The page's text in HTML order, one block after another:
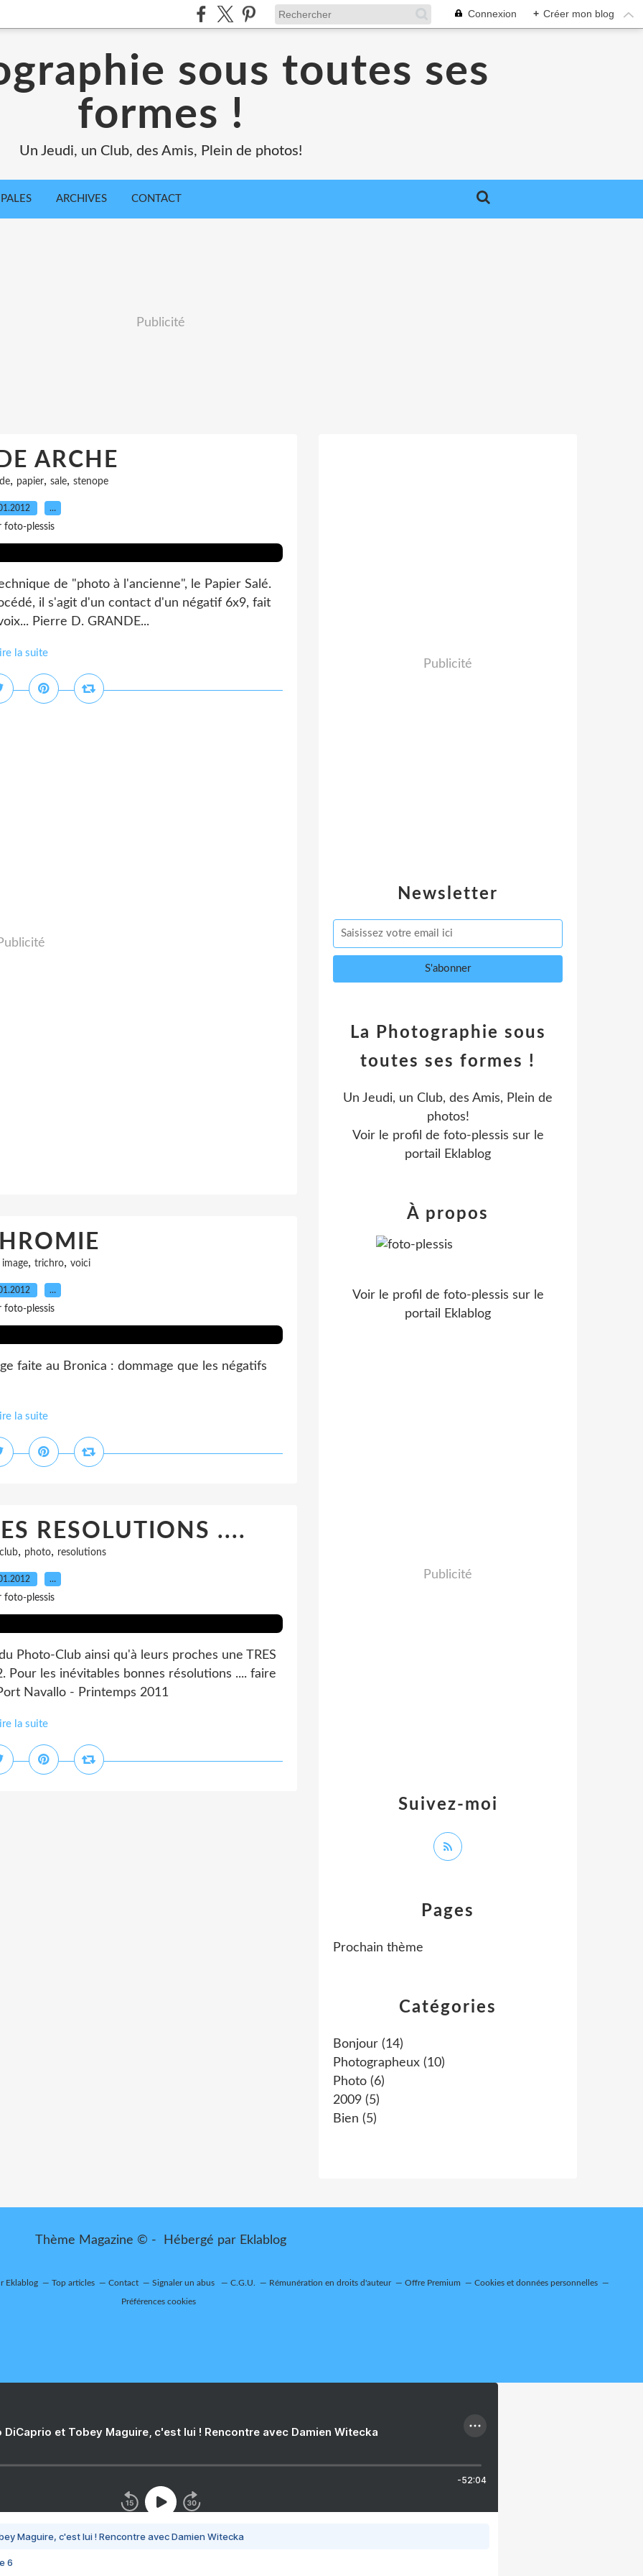
Connexion + Créer mon blog
sous toutes ses
formes !
Un Jeudi, un Club, des Amis, Plein de photos!
ARCHIVES CONTACT
Publicité
ARCHE
, papier, sale, stenope
…
foto-plessis
de "photo à l'ancienne", le Papier Salé.
il s'agit d'un contact d'un négatif 6x9, fait
Pierre D. GRANDE...
la suite
image, trichro, voici
…
foto-plessis
faite au Bronica : dommage que les négatifs
la suite
RESOLUTIONS ....
club, photo, resolutions
…
foto-plessis
Photo-Club ainsi qu'à leurs proches une TRES
Pour les inévitables bonnes résolutions .... faire
Navallo - Printemps 2011
la suite
Newsletter
Publicité
Catégories
Bonjour (14)
Photographeux (10)
Photo (6)
2009 (5)
Bien (5)
Pages
Prochain thème
La Photographie sous
toutes ses formes !
Un Jeudi, un Club, des Amis, Plein de
photos!
Voir le profil de foto-plessis sur le
portail Eklablog
Suivez-moi
À propos
Voir le profil de foto-plessis sur le
portail Eklablog
Publicité
Thème Magazine © - Hébergé par Eklablog
Eklablog Top articles Contact Signaler un abus C.G.U. Rémunération en droits d'auteur Offre Premium Cookies et données personnelles
Préférences cookies
DiCaprio et Tobey Maguire, c'est lui ! Rencontre avec Damien Witecka
-52:04
Maguire, c'est lui ! Rencontre avec Damien Witecka
6